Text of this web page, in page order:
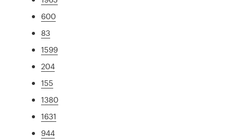
600
83
1599
204
155
1380
1631
944